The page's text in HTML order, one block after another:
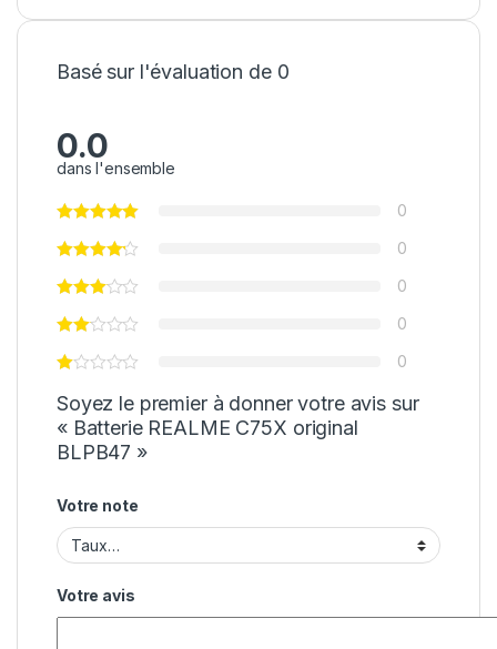
Basé sur l'évaluation de 0
0.0
dans l'ensemble
0
0
0
0
0
Soyez le premier à donner votre avis sur
« Batterie REALME C75X original
BLPB47 »
Votre note
Votre avis